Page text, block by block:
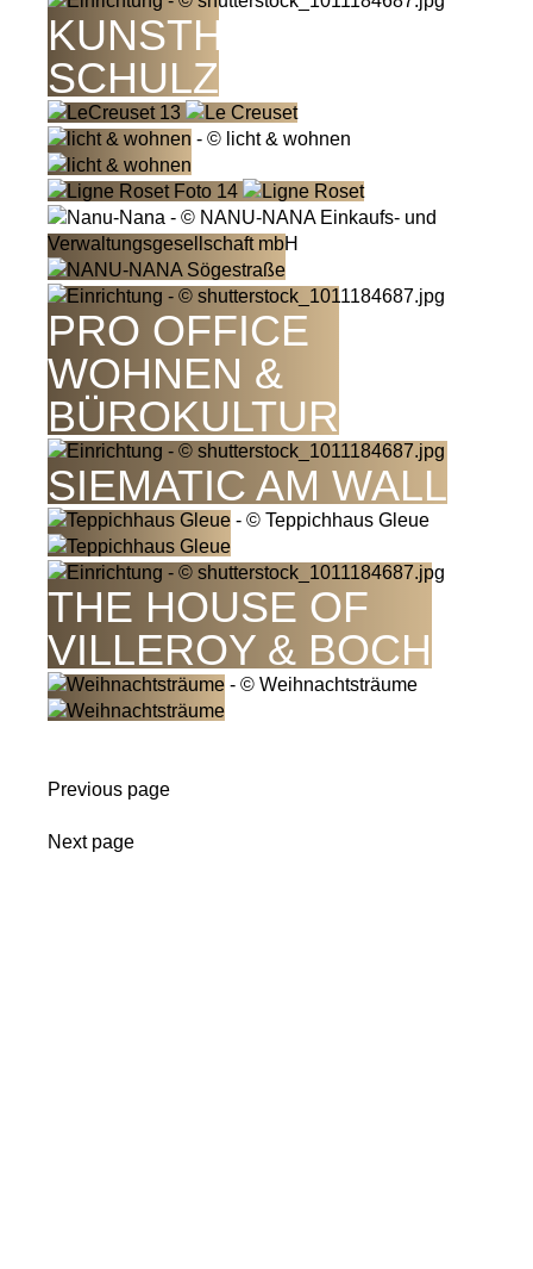
KUNSTHANDEL J.
SCHULZ
PRO OFFICE
WOHNEN &
BÜROKULTUR
SIEMATIC AM WALL
THE HOUSE OF
VILLEROY & BOCH
Previous page
Next page